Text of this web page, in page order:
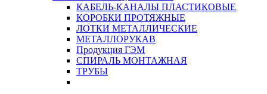
КАБЕЛЬ-КАНАЛЫ ПЛАСТИКОВЫЕ
КОРОБКИ ПРОТЯЖНЫЕ
ЛОТКИ МЕТАЛЛИЧЕСКИЕ
МЕТАЛЛОРУКАВ
Продукция ГЭМ
СПИРАЛЬ МОНТАЖНАЯ
ТРУБЫ